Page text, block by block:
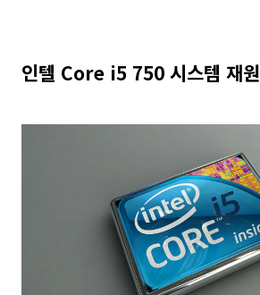
인텔 Core i5 750 시스템 재원